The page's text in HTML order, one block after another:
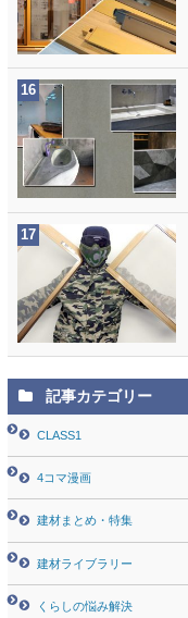
記事カテゴリー
CLASS1
4コマ漫画
建材まとめ・特集
建材ライブラリー
くらしの悩み解決